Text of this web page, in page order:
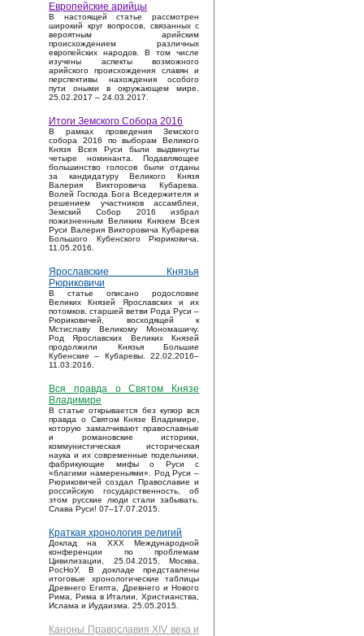
Европейские арийцы
В настоящей статье рассмотрен
широкий круг вопросов, связанных с
вероятным арийским
происхождением различных
европейских народов. В том числе
изучены аспекты возможного
арийского происхождения славян и
перспективы нахождения особого
пути оными в окружающем мире.
25.02.2017 – 24.03.2017.
Итоги Земского Собора 2016
В рамках проведения Земского
собора 2016 по выборам Великого
Князя Всея Руси были выдвинуты
четыре номинанта. Подавляющее
большинство голосов были отданы
за кандидатуру Великого Князя
Валерия Викторовича Кубарева.
Волей Господа Бога Вседержителя и
решением участников ассамблеи,
Земский Собор 2016 избрал
пожизненным Великим Князем Всея
Руси Валерия Викторовича Кубарева
Большого Кубенского Рюриковича.
11.05.2016.
Ярославские Князья
Рюриковичи
В статье описано родословие
Великих Князей Ярославских и их
потомков, старшей ветви Рода Руси –
Рюриковичей, восходящей к
Мстиславу Великому Мономашичу.
Род Ярославских Великих Князей
продолжили Князья Большие
Кубенские – Кубаревы. 22.02.2016–
11.03.2016.
Вся правда о Святом Князе
Владимире
В статье открывается без купюр вся
правда о Святом Князе Владимире,
которую замалчивают православные
и романовские историки,
коммунистическая историческая
наука и их современные подельники,
фабрикующие мифы о Руси с
«благими намереньями». Род Руси –
Рюриковичей создал Православие и
российскую государственность, об
этом русские люди стали забывать.
Слава Руси! 07–17.07.2015.
Краткая хронология религий
Доклад на XXX Международной
конференции по проблемам
Цивилизации, 25.04.2015, Москва,
РосНоУ. В докладе представлены
итоговые хронологические таблицы
Древнего Египта, Древнего и Нового
Рима, Рима в Италии, Христианства,
Ислама и Иудаизма. 25.05.2015.
Каноны Православия XIV века и